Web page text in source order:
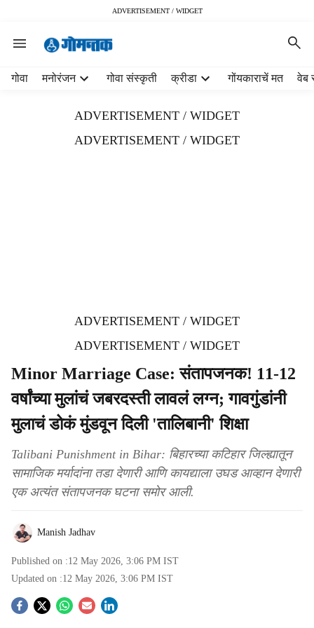
ADVERTISEMENT / WIDGET
गोवा मनोरंजन गोवा संस्कृती क्रीडा गोंयकाराचें मत वेब
ADVERTISEMENT / WIDGET
ADVERTISEMENT / WIDGET
ADVERTISEMENT / WIDGET
ADVERTISEMENT / WIDGET
Minor Marriage Case: संतापजनक! 11-12
वर्षांच्या मुलांचं जबरदस्ती लावलं लग्न; गावगुंडांनी
मुलाचं डोकं मुंडवून दिली 'तालिबानी' शिक्षा
Talibani Punishment in Bihar: बिहारच्या कटिहार जिल्ह्यातून
सामाजिक मर्यादांना तडा देणारी आणि कायद्याला उघड आव्हान देणारी
एक अत्यंत संतापजनक घटना समोर आली.
Manish Jadhav
Published on :12 May 2026, 3:06 PM IST
Updated on :12 May 2026, 3:06 PM IST
S